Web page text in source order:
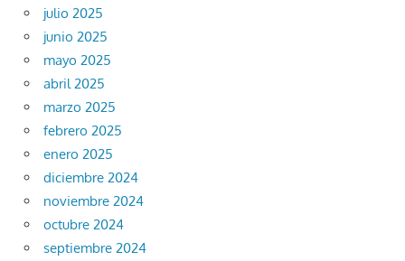
julio 2025
junio 2025
mayo 2025
abril 2025
marzo 2025
febrero 2025
enero 2025
diciembre 2024
noviembre 2024
octubre 2024
septiembre 2024